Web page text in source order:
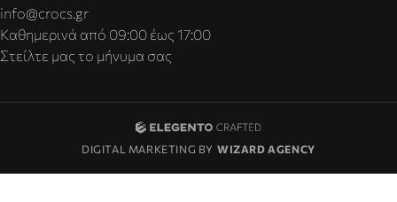
info@crocs.gr
Καθημερινά από 09:00 έως 17:00
Στείλτε μας το μήνυμα σας
DIGITAL MARKETING BY WIZARD AGENCY